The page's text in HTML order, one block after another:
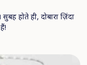
होते ही, दोबारा ज़िंदा